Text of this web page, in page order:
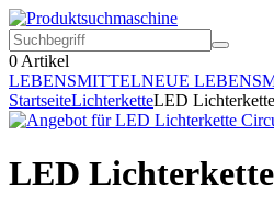
0 Artikel
LEBENSMITTELNEUE
StartseiteLichterketteLED
LED